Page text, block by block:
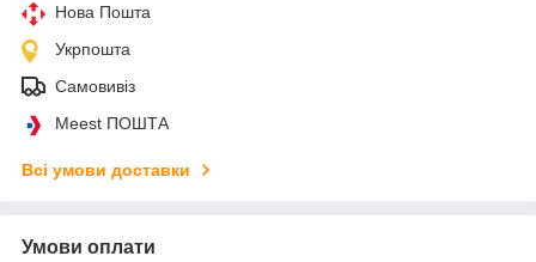
Нова Пошта
Укрпошта
Самовивіз
Meest ПОШТА
Всі умови доставки
Умови оплати